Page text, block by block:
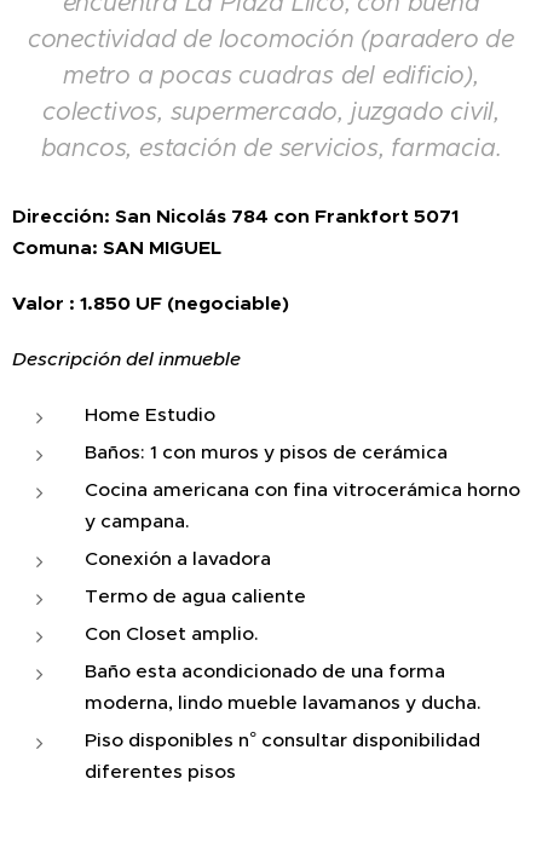
conectividad de locomoción (paradero de
metro a pocas cuadras del edificio),
colectivos, supermercado, juzgado civil,
bancos, estación de servicios, farmacia.
Dirección: San Nicolás 784 con Frankfort 5071
Comuna: SAN MIGUEL
Valor : 1.850 UF (negociable)
Descripción del inmueble
Home Estudio
Baños: 1 con muros y pisos de cerámica
Cocina americana con fina vitrocerámica horno
y campana.
Conexión a lavadora
Termo de agua caliente
Con Closet amplio.
Baño esta acondicionado de una forma
moderna, lindo mueble lavamanos y ducha.
Piso disponibles n° consultar disponibilidad
diferentes pisos